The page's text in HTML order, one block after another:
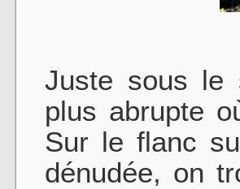
Juste sous le
plus abrupte
Sur le flanc
dénudée, on